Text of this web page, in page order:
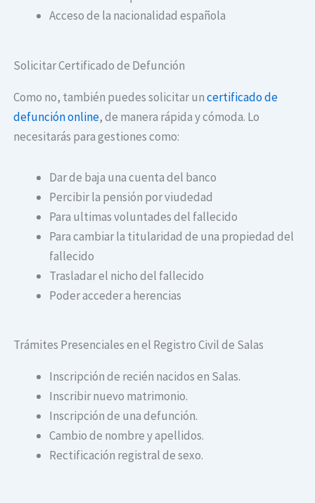
Acceso de la nacionalidad española
Solicitar Certificado de Defunción
Como no, también puedes solicitar uncertificado de
defunción online, de manera rápida y cómoda. Lo
necesitarás para gestiones como:
Dar de baja una cuenta del banco
Percibir la pensión por viudedad
Para ultimas voluntades del fallecido
Para cambiar la titularidad de una propiedad del
fallecido
Trasladar el nicho del fallecido
Poder acceder a herencias
Trámites Presenciales en el Registro Civil de Salas
Inscripción de recién nacidos en Salas.
Inscribir nuevo matrimonio.
Inscripción de una defunción.
Cambio de nombre y apellidos.
Rectificación registral de sexo.